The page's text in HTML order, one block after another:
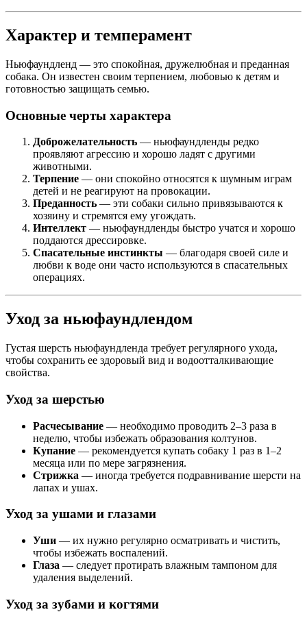
Характер и темперамент
Ньюфаундленд — это спокойная, дружелюбная и преданная
собака. Он известен своим терпением, любовью к детям и
готовностью защищать семью.
Основные черты характера
Доброжелательность — ньюфаундленды редко
проявляют агрессию и хорошо ладят с другими
животными.
Терпение — они спокойно относятся к шумным играм
детей и не реагируют на провокации.
Преданность — эти собаки сильно привязываются к
хозяину и стремятся ему угождать.
Интеллект — ньюфаундленды быстро учатся и хорошо
поддаются дрессировке.
Спасательные инстинкты — благодаря своей силе и
любви к воде они часто используются в спасательных
операциях.
Уход за ньюфаундлендом
Густая шерсть ньюфаундленда требует регулярного ухода,
чтобы сохранить ее здоровый вид и водоотталкивающие
свойства.
Уход за шерстью
Расчесывание — необходимо проводить 2–3 раза в
неделю, чтобы избежать образования колтунов.
Купание — рекомендуется купать собаку 1 раз в 1–2
месяца или по мере загрязнения.
Стрижка — иногда требуется подравнивание шерсти на
лапах и ушах.
Уход за ушами и глазами
Уши — их нужно регулярно осматривать и чистить,
чтобы избежать воспалений.
Глаза — следует протирать влажным тампоном для
удаления выделений.
Уход за зубами и когтями